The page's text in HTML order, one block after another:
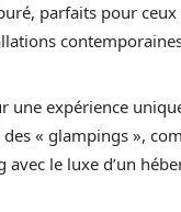
parfaits pour ceux
une expérience
« glampings »,
le luxe d’un